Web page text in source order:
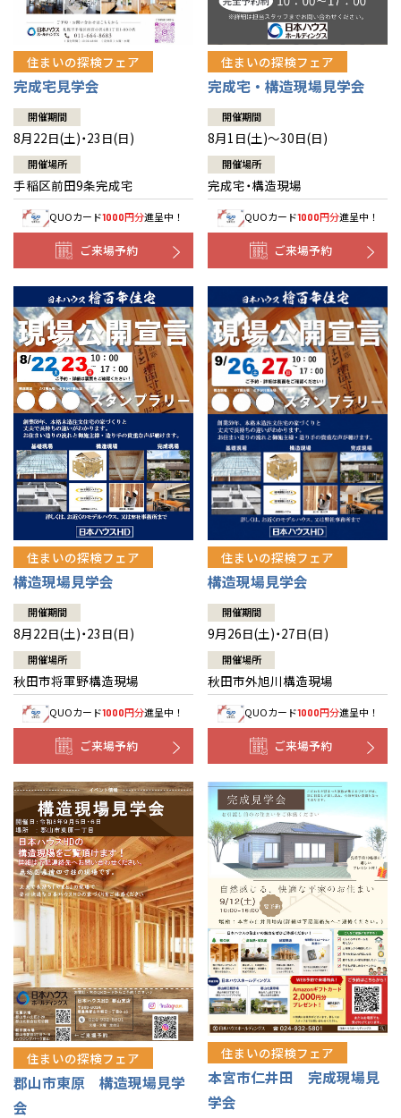
住まいの探検フェア
完成宅見学会
開催期間
8月22日(土)・23日(日)
開催場所
手稲区前田9条完成宅
QUOカード1000円分進呈中！
ご来場予約
住まいの探検フェア
完成宅・構造現場見学会
開催期間
8月1日(土)～30日(日)
開催場所
完成宅・構造現場
QUOカード1000円分進呈中！
ご来場予約
住まいの探検フェア
構造現場見学会
開催期間
8月22日(土)・23日(日)
開催場所
秋田市将軍野構造現場
QUOカード1000円分進呈中！
ご来場予約
住まいの探検フェア
構造現場見学会
開催期間
9月26日(土)・27日(日)
開催場所
秋田市外旭川構造現場
QUOカード1000円分進呈中！
ご来場予約
住まいの探検フェア
郡山市東原 構造現場見学
会
住まいの探検フェア
本宮市仁井田 完成現場見
学会
道央
道北
道南
道東
青森
秋田
岩手
山形
宮城
福島
甲信越・北陸
新潟
山梨
長野
富山
石川
福井
関東
東京
神奈川
埼玉
千葉
茨城
栃木
群馬
東海
愛知
岐阜
静岡
三重
近畿
大阪
京都
兵庫
奈良
滋賀
和歌山
中国・四国
岡山
香川
愛媛
鳥取
島根
広島
山口
徳島
高知
九州
福岡
佐賀
熊本
大分
宮崎
鹿児島
長崎
沖縄
分譲マンション
※現住所のある都道府県以外の建築予定地の方でも現住所の有るお近
くの展示場又は店舗にお問合せください。移住の計画の方もご相談対
応します。お気軽にご相談ください。
道央
苫小牧千歳
小樽
道北
道南
道東
釧路
青森県
八戸
青森
秋田県
秋田
岩手県
山形県
宮城県
仙台
福島県
会津
甲信越・北陸
新潟県
長岡
山梨県
長野県
富山県
富山
石川県
福井県
福井
関東
東京都
神奈川県
相模
埼玉県
埼玉
千葉県
千葉
柏
茨城県
水戸
栃木県
宇都宮
小山
群馬県
群馬
伊勢崎
東海
愛知県
岐阜県
岐阜
静岡県
三重県
四日市
近畿
大阪府
大阪
京都府
京都
兵庫県
姫路
奈良県
奈良
中国・四国
岡山県
岡山
愛媛県
松山
九州
福岡県
福岡
佐賀県
佐賀
熊本県
熊本
大分県
大分
宮崎県
宮崎
鹿児島県
鹿児島